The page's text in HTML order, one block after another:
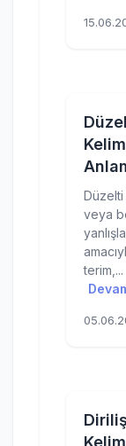
veya
terim,...